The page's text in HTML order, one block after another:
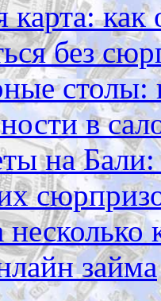
карта:
без
столы:
в
на Бали:
займа